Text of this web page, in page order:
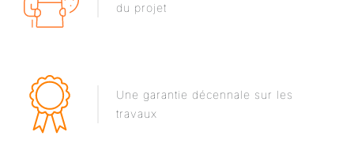
du projet
Une garantie décennale sur les
travaux